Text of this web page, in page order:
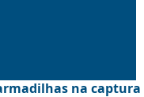
na captura